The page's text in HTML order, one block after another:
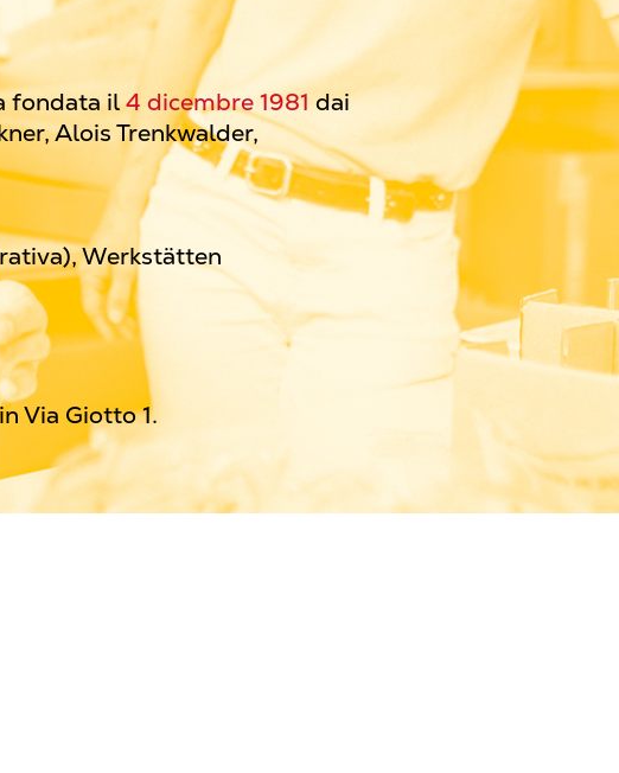
fondata il4 dicembre 1981dai
Alois Trenkwalder,
Werkstätten
Via Giotto 1.